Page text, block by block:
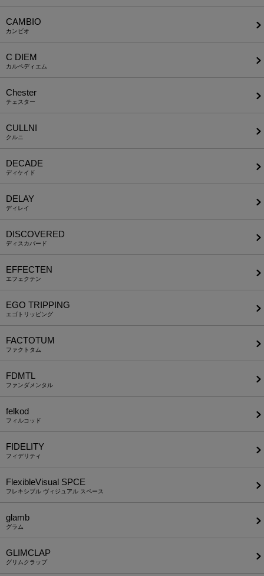
CAMBIO
カンビオ
C DIEM
カルペディエム
Chester
チェスター
CULLNI
クルニ
DECADE
ディケイド
DELAY
ディレイ
DISCOVERED
ディスカバード
EFFECTEN
エフェクテン
EGO TRIPPING
エゴトリッピング
FACTOTUM
ファクトタム
FDMTL
ファンダメンタル
felkod
フィルコッド
FIDELITY
フィデリティ
FlexibleVisual SPCE
フレキシブル ヴィジュアル スペース
glamb
グラム
GLIMCLAP
グリムクラップ